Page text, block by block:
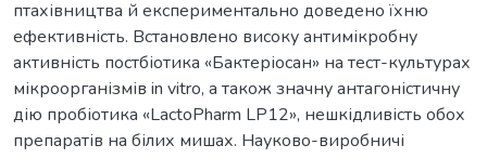
птахівництва й експериментально доведено їхню
ефективність. Встановлено високу антимікробну
активність постбіотика «Бактеріосан» на тест-культурах
мікроорганізмів in vitro, а також значну антагоністичну
дію пробіотика «LactoPharm LP12», нешкідливість обох
препаратів на білих мишах. Науково-виробничі